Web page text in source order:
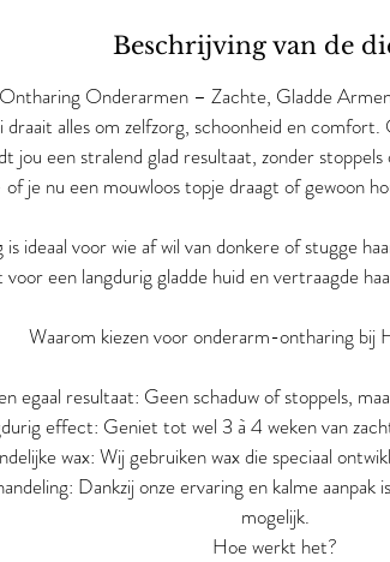
Beschrijving van de
Ontharing Onderarmen – Zachte, Gladde
alles om zelfzorg, schoonheid en
jou een stralend glad resultaat, zonder
je nu een mouwloos topje draagt of gewoon
is ideaal voor wie af wil van donkere of stugge
een langdurig gladde huid en vertraagde
Waarom kiezen voor onderarm-ontharing bij
egaal resultaat: Geen schaduw of stoppels,
effect: Geniet tot wel 3 à 4 weken van
wax: Wij gebruiken wax die speciaal
Dankzij onze ervaring en kalme aanpak
mogelijk.
Hoe werkt het?